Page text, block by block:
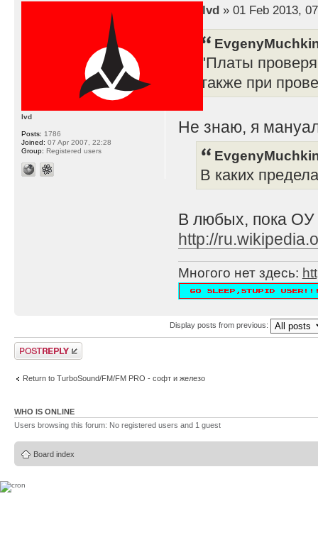
lvd» 01 Feb 2013,
"Платы
также при
Не знаю, я
В каких
В любых, пока ОУ
http://
Многого нет здесь:
lvd
Posts: 1786
Joined: 07 Apr 2007, 22:28
Group: Registered users
Display posts from previous:
Post a reply
Return to TurboSound/FM/FM PRO - софт и железо
WHO IS ONLINE
Users browsing this forum: No registered users and 1 guest
Board index